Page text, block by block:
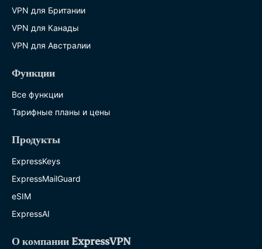
VPN для Британии
VPN для Канады
VPN для Австралии
Функции
Все функции
Тарифные планы и цены
Продукты
ExpressKeys
ExpressMailGuard
eSIM
ExpressAI
О компании ExpressVPN